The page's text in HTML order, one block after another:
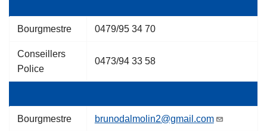
Bourgmestre 0479/95 34 70
Conseillers
Police
0473/94 33 58
Bourgmestre brunodalmolin2@gmail.com